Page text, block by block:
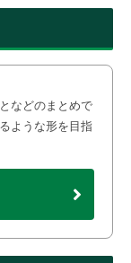
などのまとめで
ような形を目指